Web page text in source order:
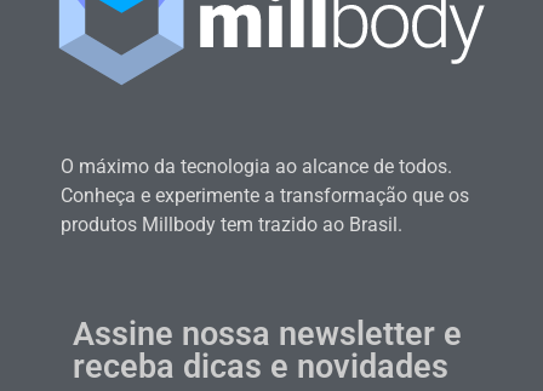
O máximo da tecnologia ao alcance de todos.
Conheça e experimente a transformação que os
produtos Millbody tem trazido ao Brasil.
Assine nossa newsletter e
receba dicas e novidades